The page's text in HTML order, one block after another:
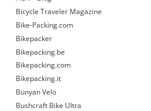
Bicycle Traveler Magazine
Bike-Packing.com
Bikepacker
Bikepacking.be
Bikepacking.com
Bikepacking.it
Bunyan Velo
Bushcraft Bike Ultra